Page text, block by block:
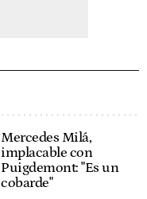
Mercedes Milá,
implacable con
Puigdemont: "Es un
cobarde"